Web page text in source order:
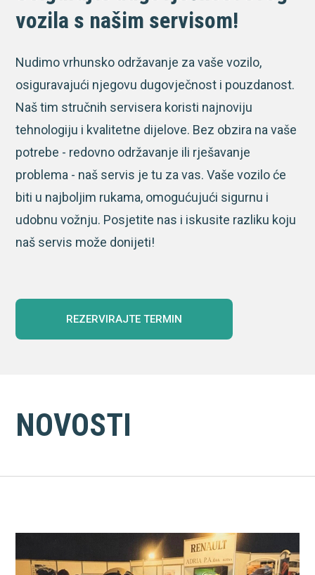
vozila s našim servisom!
Nudimo vrhunsko održavanje za vaše vozilo,
osiguravajući njegovu dugovječnost i pouzdanost.
Naš tim stručnih servisera koristi najnoviju
tehnologiju i kvalitetne dijelove. Bez obzira na vaše
potrebe - redovno održavanje ili rješavanje
problema - naš servis je tu za vas. Vaše vozilo će
biti u najboljim rukama, omogućujući sigurnu i
udobnu vožnju. Posjetite nas i iskusite razliku koju
naš servis može donijeti!
REZERVIRAJTE TERMIN
NOVOSTI